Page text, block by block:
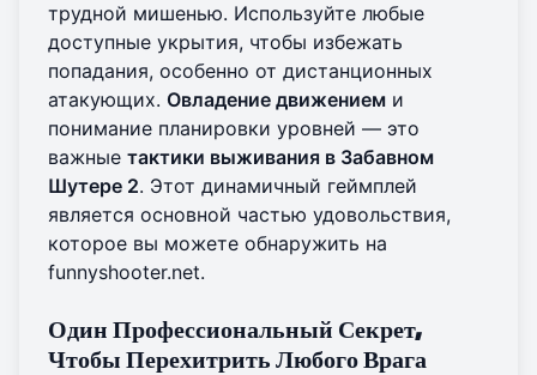
трудной мишенью. Используйте любые
доступные укрытия, чтобы избежать
попадания, особенно от дистанционных
атакующих. Овладение движением и
понимание планировки уровней — это
важные тактики выживания в Забавном
Шутере 2. Этот динамичный геймплей
является основной частью удовольствия,
которое вы можете обнаружить на
funnyshooter.net.
Один Профессиональный Секрет,
Чтобы Перехитрить Любого Врага